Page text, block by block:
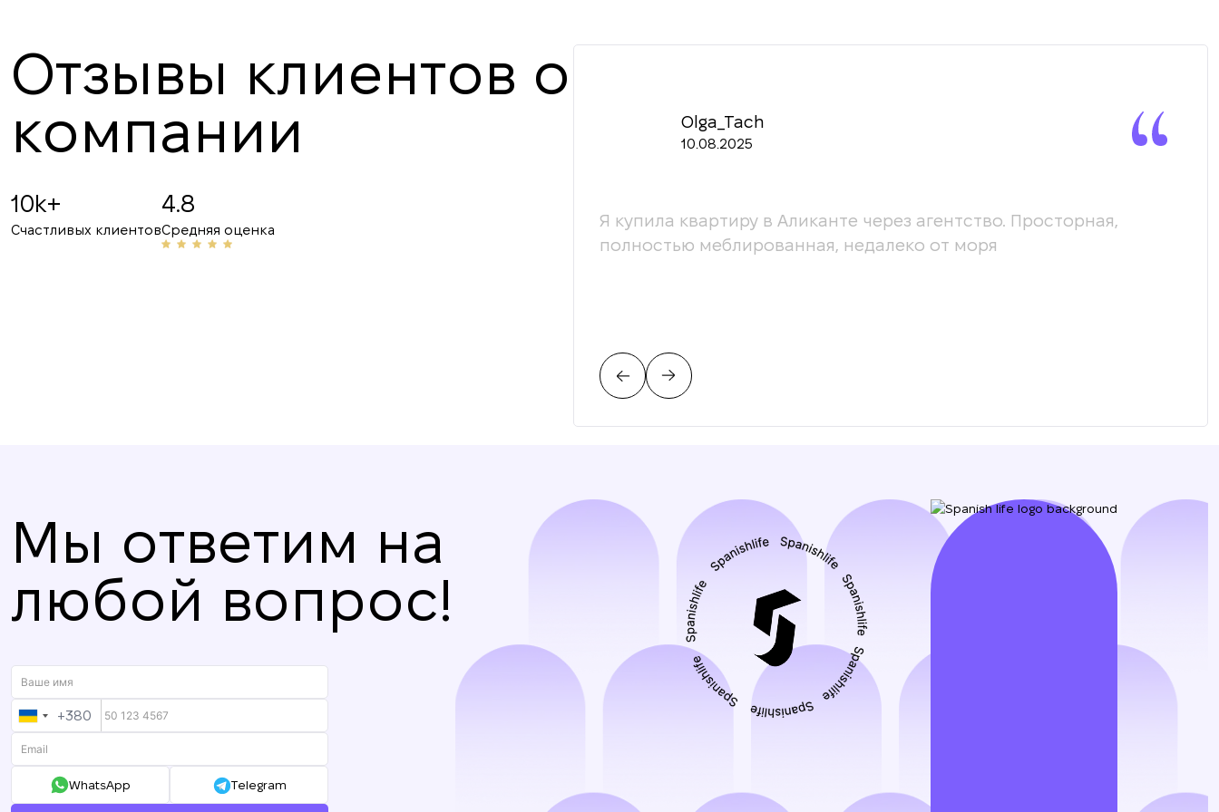
Отзывы клиентов о
компании
10k+
Счастливых клиентов
4.8
Средняя оценка
Angelina B
19.07.2025
Рекомендую! Приветливый персонал и профессионалы своей
сферы, неоднократно помогали мне с арендой. С радостью
Olga_Tach
10.08.2025
Я купила квартиру в Аликанте через агентство. Просторная,
полностью меблированная, недалеко от моря
Мы ответим на
любой вопрос!
UKRAINE
+380
+380
WhatsApp Telegram